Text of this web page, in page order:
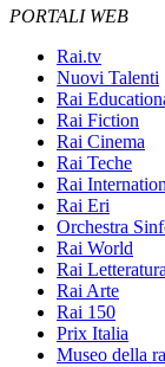
PORTALI WEB
Rai.tv
Nuovi Talenti
Rai
Rai Fiction
Rai Cinema
Rai Teche
Rai
Rai Eri
Orchestra
Rai World
Rai Letteratura
Rai Arte
Rai 150
Prix Italia
Museo della